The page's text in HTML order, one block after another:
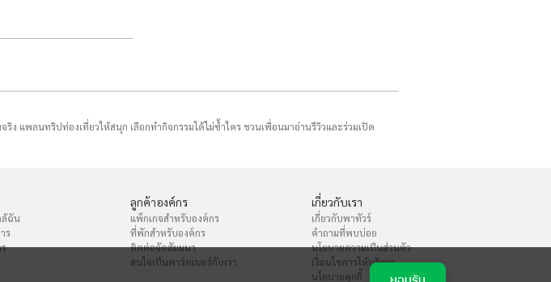
ง แพลนทริปท่องเที่ยวให้สนุก เลือกทำกิจกรรมได้ไม่ซ้ำใคร ชวนเพื่อนมาอ่านรีวิวและร่วมเปิด
ล้ฉัน
ร
ลูกค้าองค์กร
แพ็กเกจสำหรับองค์กร
ที่พักสำหรับองค์กร
ติดต่อจัดสัมมนา
สนใจเป็นพาร์ทเนอร์กับเรา
เกี่ยวกับเรา
เกี่ยวกับพาทัวร์
คำถามที่พบบ่อย
นโยบายความเป็นส่วนตัว
เงื่อนไขการให้บริการ
นโยบายคุกกี้